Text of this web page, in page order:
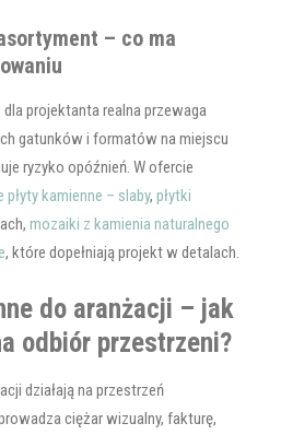
– co ma
projektanta realna przewaga
gatunków i formatów na miejscu
ryzyko opóźnień. W ofercie
kamienne – slaby, płytki
mozaiki z kamienia naturalnego
, które dopełniają projekt w detalach.
do aranżacji – jak
odbiór przestrzeni?
działają na przestrzeń
ciężar wizualny, fakturę,